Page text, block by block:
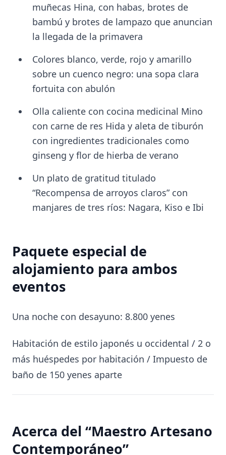
muñecas Hina, con habas, brotes de
bambú y brotes de lampazo que anuncian
la llegada de la primavera
Colores blanco, verde, rojo y amarillo
sobre un cuenco negro: una sopa clara
fortuita con abulón
Olla caliente con cocina medicinal Mino
con carne de res Hida y aleta de tiburón
con ingredientes tradicionales como
ginseng y flor de hierba de verano
Un plato de gratitud titulado
“Recompensa de arroyos claros” con
manjares de tres ríos: Nagara, Kiso e Ibi
Paquete especial de
alojamiento para ambos
eventos
Una noche con desayuno: 8.800 yenes
Habitación de estilo japonés u occidental / 2 o
más huéspedes por habitación / Impuesto de
baño de 150 yenes aparte
Acerca del “Maestro Artesano
Contemporáneo”